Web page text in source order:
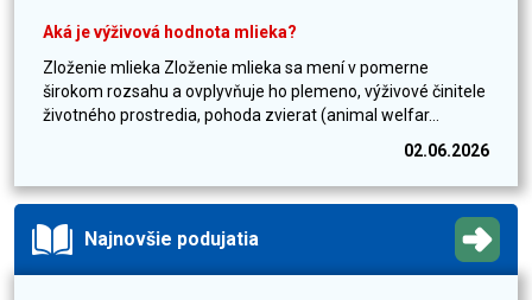
Aká je výživová hodnota mlieka?
Zloženie mlieka Zloženie mlieka sa mení v pomerne
širokom rozsahu a ovplyvňuje ho plemeno, výživové činitele
životného prostredia, pohoda zvierat (animal welfar...
02.06.2026
Najnovšie podujatia